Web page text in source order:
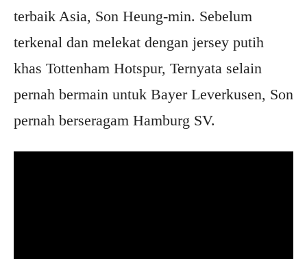
terbaik Asia, Son Heung-min. Sebelum
terkenal dan melekat dengan jersey putih
khas Tottenham Hotspur, Ternyata selain
pernah bermain untuk Bayer Leverkusen, Son
pernah berseragam Hamburg SV.